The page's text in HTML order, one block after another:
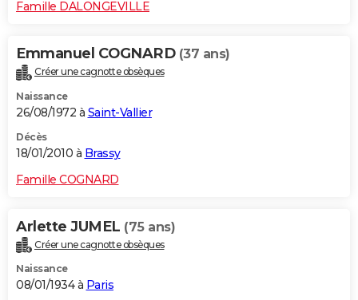
Famille DALONGEVILLE
Emmanuel COGNARD (37 ans)
Créer une cagnotte obsèques
Naissance
26/08/1972 à Saint-Vallier
Décès
18/01/2010 à Brassy
Famille COGNARD
Arlette JUMEL (75 ans)
Créer une cagnotte obsèques
Naissance
08/01/1934 à Paris